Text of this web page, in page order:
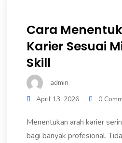
Cara
Karier Sesuai
Skill
admin
April 13, 2026
0
Menentukan arah karier
bagi banyak profesional.